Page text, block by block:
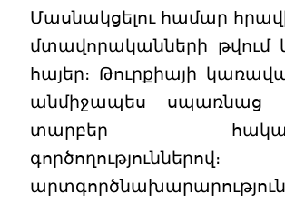
Մասնակցելու համար
մտավորականների թվում
հայեր։ Թուրքիայի
անմիջապես սպառնաց
տարբեր
գործողություններով։